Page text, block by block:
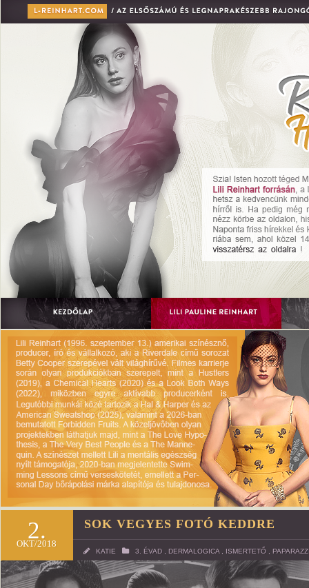
2.
OKT/2018
SOK VEGYES FOTÓ KEDDRE
KATIE 3. ÉVAD DERMALOGICA ISMERTETŐ
FOTÓK
53